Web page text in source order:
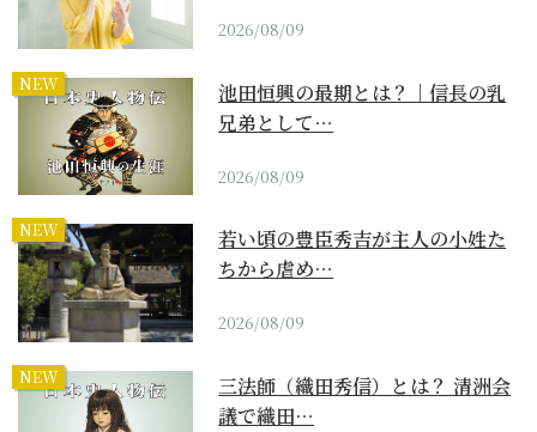
2026/08/09
NEW
池田恒興の最期とは？｜信長の乳
兄弟として…
2026/08/09
NEW
若い頃の豊臣秀吉が主人の小姓た
ちから虐め…
2026/08/09
NEW
三法師（織田秀信）とは？ 清洲会
議で織田…